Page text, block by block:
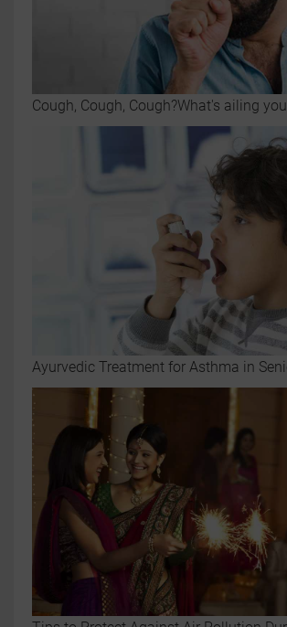
Cough, Cough, Cough?What's ailing
Ayurvedic Treatment for Asthma in